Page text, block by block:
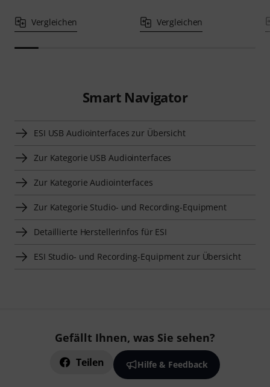
Vergleichen Vergleichen
Smart Navigator
ESI USB Audiointerfaces zur Übersicht
Zur Kategorie USB Audiointerfaces
Zur Kategorie Audiointerfaces
Zur Kategorie Studio- und Recording-Equipment
Detaillierte Herstellerinfos für ESI
ESI Studio- und Recording-Equipment zur Übersicht
Gefällt Ihnen, was Sie sehen?
Teilen Hilfe & Feedback